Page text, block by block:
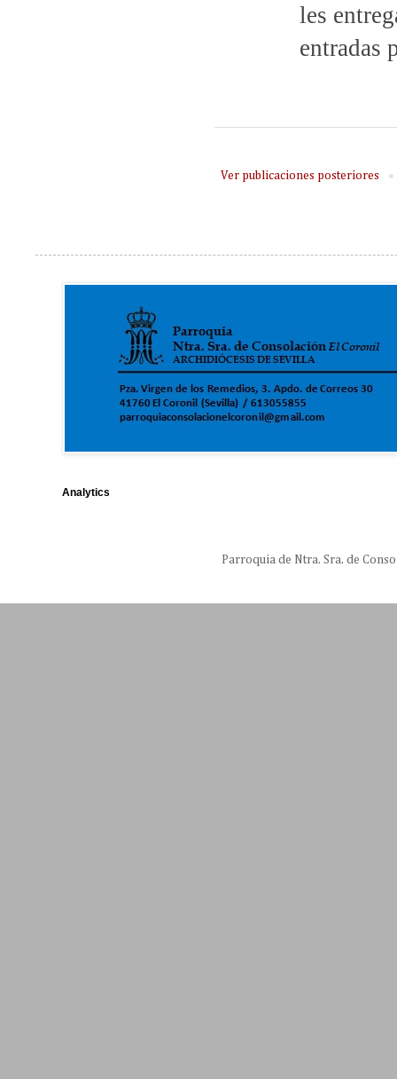
les
entradas
Ver publicaciones posteriores
Analytics
Parroquia de Ntra. Sra. de